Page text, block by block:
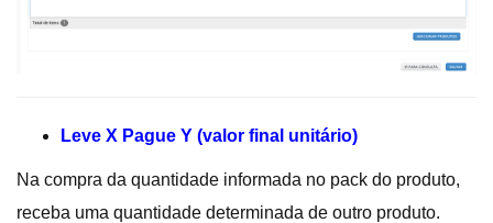
Leve X Pague Y (valor final unitário)
Na compra da quantidade informada no pack do produto,
receba uma quantidade determinada de outro produto.